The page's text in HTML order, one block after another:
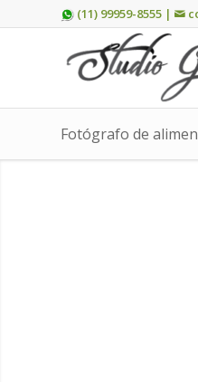
(11) 99959-8555 |
Fotógrafo de